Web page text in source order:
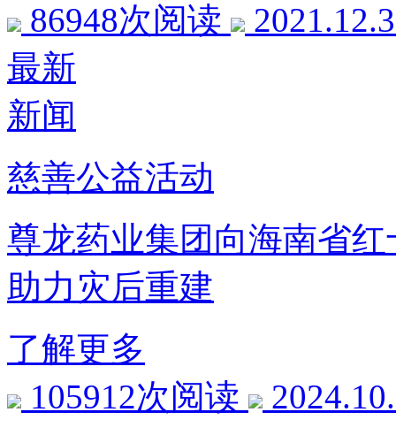
86948次阅读
最新
新闻
慈善公益活动
尊龙药业集团向海南省
助力灾后重建
了解更多
105912次阅读